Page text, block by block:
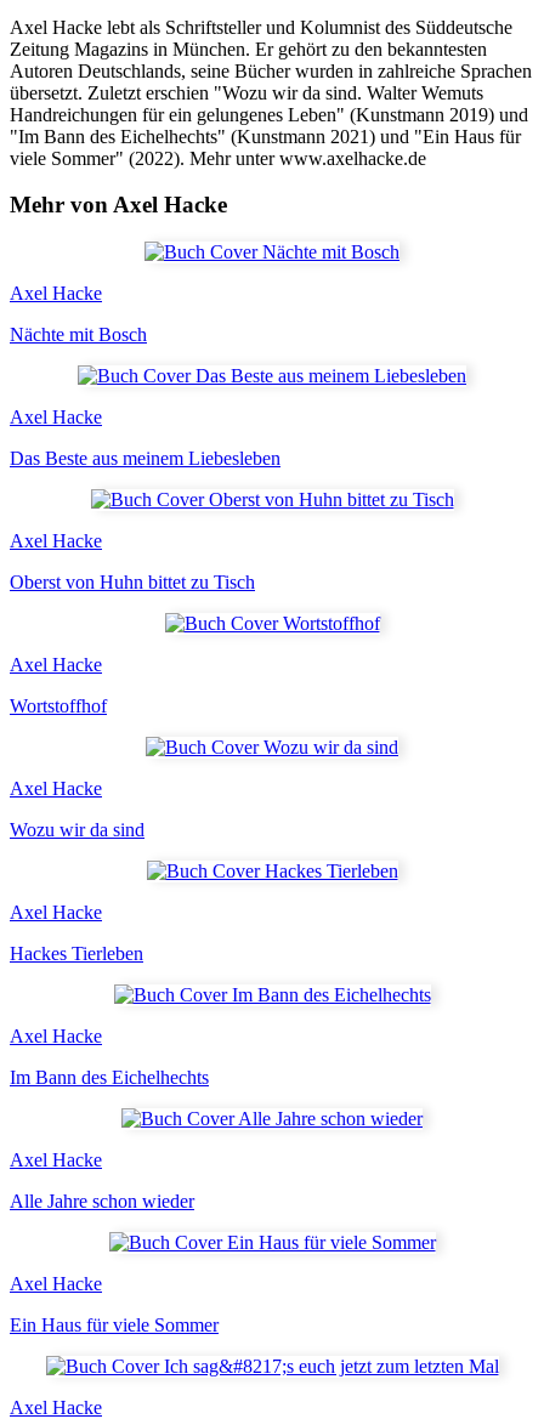
Axel Hacke lebt als Schriftsteller und Kolumnist des Süddeutsche
Zeitung Magazins in München. Er gehört zu den bekanntesten
Autoren Deutschlands, seine Bücher wurden in zahlreiche Sprachen
übersetzt. Zuletzt erschien "Wozu wir da sind. Walter Wemuts
Handreichungen für ein gelungenes Leben" (Kunstmann 2019) und
"Im Bann des Eichelhechts" (Kunstmann 2021) und "Ein Haus für
viele Sommer" (2022). Mehr unter www.axelhacke.de
Mehr von Axel Hacke
Axel Hacke
Nächte mit Bosch
Axel Hacke
Das Beste aus meinem Liebesleben
Axel Hacke
Oberst von Huhn bittet zu Tisch
Axel Hacke
Wortstoffhof
Axel Hacke
Wozu wir da sind
Axel Hacke
Hackes Tierleben
Axel Hacke
Im Bann des Eichelhechts
Axel Hacke
Alle Jahre schon wieder
Axel Hacke
Ein Haus für viele Sommer
Axel Hacke